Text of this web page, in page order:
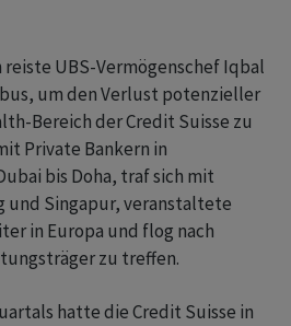
UBS-Vermögenschef Iqbal
um den Verlust potenzieller
Bereich der Credit Suisse zu
Private Bankern in
bis Doha, traf sich mit
und Singapur, veranstaltete
in Europa und flog nach
zu treffen.
hatte die Credit Suisse in